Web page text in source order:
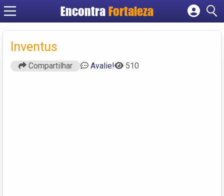
EncontraFortaleza
Cadastrar empresa
Inventus
Compartilhar Avalie! 510